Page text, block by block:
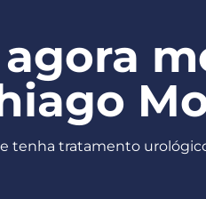
agora
tenha tratamento